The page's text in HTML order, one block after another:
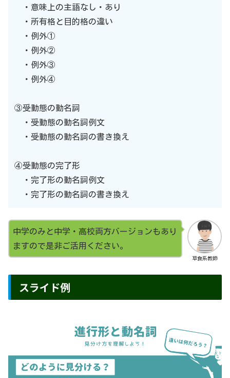
・意味上の主語なし・あり
・所有格と目的格の違い
・例外①
・例外②
・例外③
・例外④
③受動態の動名詞
・受動態の動名詞例文
・受動態の動名詞の書き換え
④受動態の完了形
・完了形の動名詞例文
・完了形の動名詞の書き換え
草食系教師
中学のみと中学・高校両方バージョンもあり
ますので是非ご活用ください。
スライド例